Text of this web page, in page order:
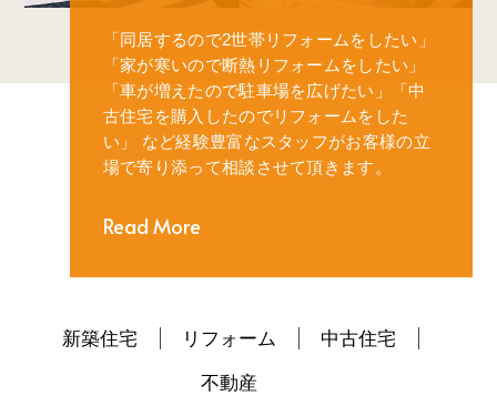
「同居するので2世帯リフォームをしたい」
「家が寒いので断熱リフォームをしたい」
「車が増えたので駐車場を広げたい」
「中
古住宅を購入したのでリフォームをした
い」
など経験豊富なスタッフがお客様の立
場で寄り添って相談させて頂きます。
Read More
新築住宅 リフォーム
中古住宅
不動産